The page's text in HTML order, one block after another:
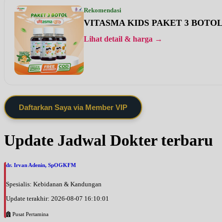
Rekomendasi
VITASMA KIDS PAKET 3
Lihat detail & harga →
Daftarkan Saya via Member VIP
Update Jadwal Dokter terbaru
dr. Irvan Adenin, SpOGKFM
Spesialis: Kebidanan & Kandungan
Update terakhir: 2026-08-07 16:10:01
Pusat Pertamina